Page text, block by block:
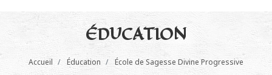
ÉDUCATION
Accueil Éducation École de Sagesse Divine Progressive